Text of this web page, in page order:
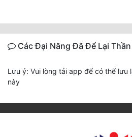
Các Đại Năng Đã Để Lại
Lưu ý: Vui lòng tải app để có thể lưu
này